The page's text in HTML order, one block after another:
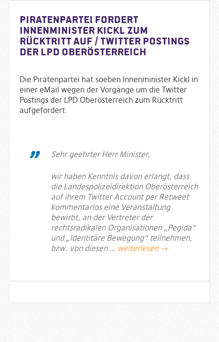
Piratenpartei fordert
Innenminister Kickl zum
Rücktritt auf / Twitter Postings
der LPD Oberösterreich
Die Piratenpartei hat soeben Innenminister Kickl in
einer eMail wegen der Vorgänge um die Twitter
Postings der LPD Oberösterreich zum Rücktritt
aufgefordert.
Sehr geehrter Herr Minister,
wir haben Kenntnis davon erlangt, dass
die Landespolizeidirektion Oberösterreich
auf ihrem Twitter Account per Retweet
kommentarlos eine Veranstaltung
bewirbt, an der Vertreter der
rechtsradikalen Organisationen „Pegida“
und „Identitäre Bewegung“ teilnehmen,
bzw. von diesen … weiterlesen →